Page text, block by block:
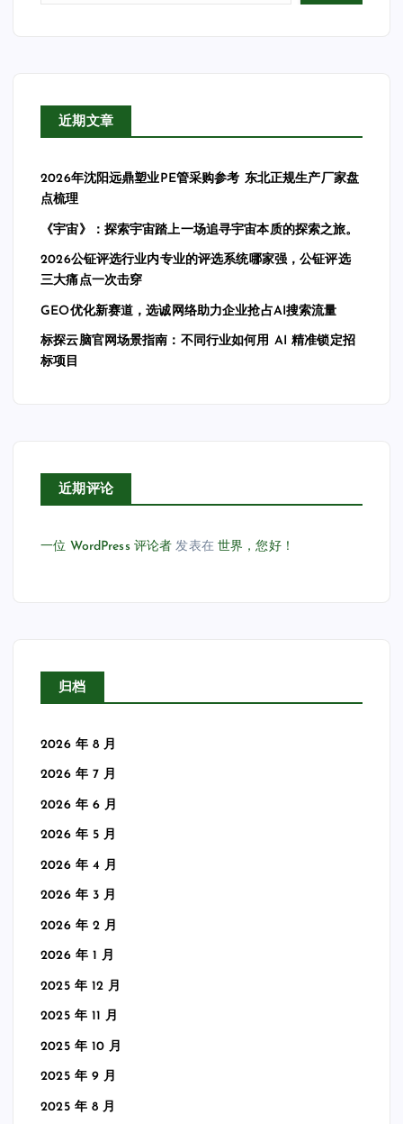
近期文章
2026年沈阳远鼎塑业PE管采购参考 东北正规生产厂家盘
点梳理
《宇宙》：探索宇宙踏上一场追寻宇宙本质的探索之旅。
2026公钲评选行业内专业的评选系统哪家强，公钲评选
三大痛点一次击穿
GEO优化新赛道，选诚网络助力企业抢占AI搜索流量
标探云脑官网场景指南：不同行业如何用 AI 精准锁定招
标项目
近期评论
一位 WordPress 评论者 发表在世界，您好！
归档
2026 年 8 月
2026 年 7 月
2026 年 6 月
2026 年 5 月
2026 年 4 月
2026 年 3 月
2026 年 2 月
2026 年 1 月
2025 年 12 月
2025 年 11 月
2025 年 10 月
2025 年 9 月
2025 年 8 月